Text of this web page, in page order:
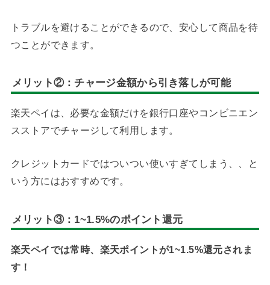
トラブルを避けることができるので、安心して商品を待
つことができます。
メリット②：チャージ金額から引き落しが可能
楽天ペイは、必要な金額だけを銀行口座やコンビニエン
スストアでチャージして利用します。
クレジットカードではついつい使いすぎてしまう、、と
いう方にはおすすめです。
メリット③：1~1.5%のポイント還元
楽天ペイでは常時、楽天ポイントが1~1.5%還元されま
す！